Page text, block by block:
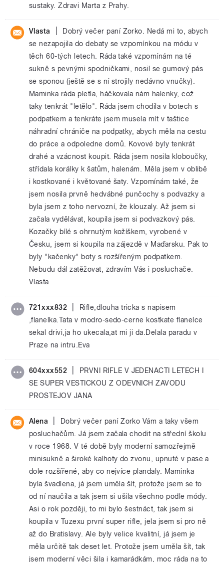
sustaky. Zdravi Marta z Prahy.
Vlasta
Dobrý večer paní Zorko. Nedá mi to, abych
se nezapojila do debaty se vzpomínkou na módu v
těch 60-tých letech. Ráda také vzpomínám na té
sukně s pevnými spodničkami, nosil se gumový pás
se sponou (ještě se s ní strojily nedávno vnučky).
Maminka ráda pletla, háčkovala nám halenky, což
taky tenkrát "letělo". Ráda jsem chodila v botech s
podpatkem a tenkráte jsem musela mít v taštice
náhradní chrániče na podpatky, abych měla na cestu
do práce a odpoledne domů. Kovové byly tenkrát
drahé a vzácnost koupit. Ráda jsem nosila kloboučky,
střídala korálky k šatům, halenám. Měla jsem v oblibě
i kostkované i květované šaty. Vzpomínám také, že
jsem nosila prvně hedvábné punčochy s podvazky a
byla jsem z toho nervozní, že klouzaly. Až jsem si
začala vydělávat, koupila jsem si podvazkový pás.
Kozačky bílé s ohrnutým kožíškem, vyrobené v
Česku, jsem si koupila na zájezdě v Maďarsku. Pak to
byly "kačenky" boty s rozšířeným podpatkem.
Nebudu dál zatěžovat, zdravím Vás i posluchače.
Vlasta
721xxx832
Rifle,dlouha tricka s napisem
,flanelka.Tata v modro-sedo-cerne kostkate flanelce
sekal drivi,ja ho ukecala,at mi ji da.Delala paradu v
Praze na intru.Eva
604xxx552
PRVNI RIFLE V JEDENACTI LETECH I
SE SUPER VESTICKOU Z ODEVNICH ZAVODU
PROSTEJOV JANA
Alena
Dobrý večer paní Zorko Vám a taky všem
posluchačům. Já jsem začala chodit na střední školu
v roce 1968. V té době byly moderní samozřejmě
minisukně a široké kalhoty do zvonu, upnuté v pase a
dole rozšířené, aby co nejvíce plandaly. Maminka
byla švadlena, já jsem uměla šít, protože jsem se to
od ní naučila a tak jsem si ušila všechno podle módy.
Asi o rok později, to mi bylo šestnáct, tak jsem si
koupila v Tuzexu první super rifle, jela jsem si pro ně
až do Bratislavy. Ale byly velice kvalitní, já jsem je
měla určitě tak deset let. Protože jsem uměla šít, tak
jsem moderní věci šila i kamarádkám, moc ráda na to